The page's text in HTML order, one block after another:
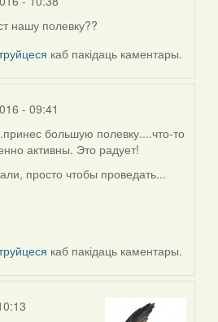
нашу полевку??
каб пакідаць каментары.
- 09:41
большую полевку....что-то
активны. Это радует!
просто чтобы проведать...
каб пакідаць каментары.